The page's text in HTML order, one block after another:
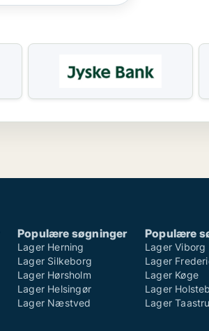
Populære søgninger
Lager Herning
Lager Silkeborg
Lager Hørsholm
Lager Helsingør
Lager Næstved
Populære
Lager Viborg
Lager
Lager Køge
Lager
Lager